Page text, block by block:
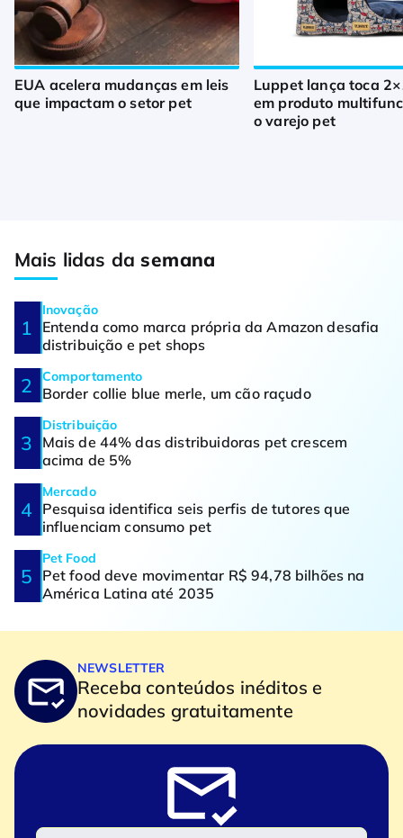
EUA acelera mudanças em leis
que impactam o setor pet
Luppet lança toca
em produto
o varejo pet
Mais lidas dasemana
Inovação
Entenda como marca própria da Amazon desafia
distribuição e pet shops
Comportamento
Border collie blue merle, um cão raçudo
Distribuição
Mais de 44% das distribuidoras pet crescem
acima de 5%
Mercado
Pesquisa identifica seis perfis de tutores que
influenciam consumo pet
Pet Food
Pet food deve movimentar R$ 94,78 bilhões na
América Latina até 2035
NEWSLETTER
Receba conteúdos inéditos e
novidades gratuitamente